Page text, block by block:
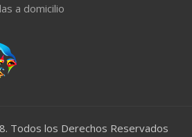
a domicilio
Todos los Derechos Reservados